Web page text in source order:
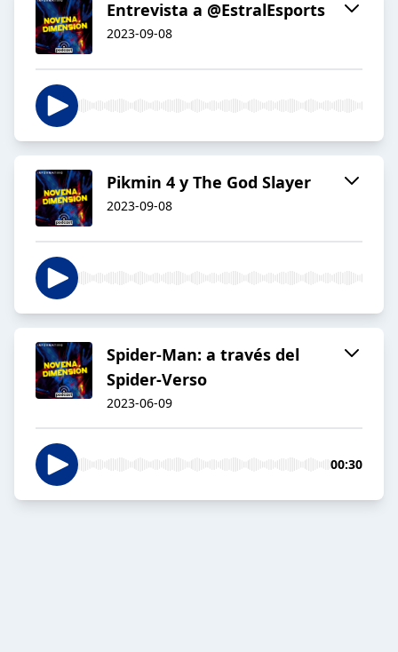
Entrevista a @EstralEsports
2023-09-08
Pikmin 4 y The God Slayer
2023-09-08
Spider-Man: a través del
Spider-Verso
2023-06-09
00:30